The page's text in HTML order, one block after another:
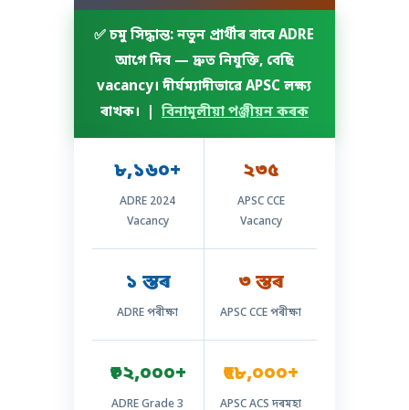
✅চমু সিদ্ধান্ত: নতুন প্ৰাৰ্থীৰ বাবে ADRE
আগে দিব — দ্ৰুত নিযুক্তি, বেছি
vacancy। দীৰ্ঘম্যাদীভাৱে APSC লক্ষ্য
ৰাখক। | বিনামূলীয়া পঞ্জীয়ন কৰক
৮,১৬০+
ADRE 2024
Vacancy
২৩৫
APSC CCE
Vacancy
১ স্তৰ
ADRE পৰীক্ষা
৩ স্তৰ
APSC CCE পৰীক্ষা
₹৩২,০০০+
ADRE Grade 3
₹৭৮,০০০+
APSC ACS দৰমহা